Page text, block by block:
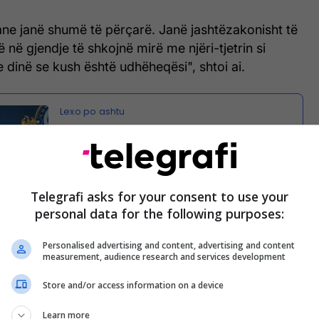
janë shumë të përçarë. Janë jashtëzakonisht të
në gjendje të shkojnë mirë me njëri-tjetrin si
dinë se kush është udhëheqësi", shtoi ai.
dëshiron marrëveshje
mundur. Nëse do të largoheshim tani, do t'u
ta rindërtuar atë vend. Por ne nuk jemi të
përfundoi presidenti.
deklaruar se Irani dëshiron të bëjë një
Telegrafi asks for your consent to use your
personal data for the following purposes:
Personalised advertising and content, advertising and content
measurement, audience research and services development
Store and/or access information on a device
Learn more